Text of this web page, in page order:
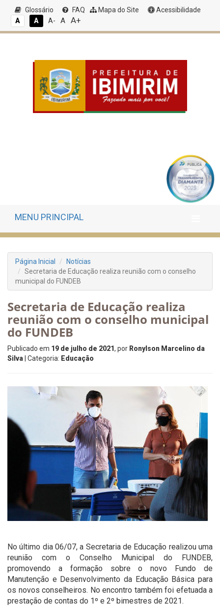
Glossário FAQ Mapa do Site
Acessibilidade
A
A A- A A+
MENU PRINCIPAL
Página Inicial
Notícias
Secretaria de Educação realiza reunião com o conselho
municipal do FUNDEB
Secretaria de Educação realiza
reunião com o conselho municipal
do FUNDEB
Publicado em 19 de julho de 2021, por Ronylson Marcelino da
Silva | Categoria: Educação
No último dia 06/07, a Secretaria de Educação realizou uma
reunião com o Conselho Municipal do FUNDEB,
promovendo a formação sobre o novo Fundo de
Manutenção e Desenvolvimento da Educação Básica para
os novos conselheiros. No encontro também foi efetuada a
prestação de contas do 1º e 2º bimestres de 2021.